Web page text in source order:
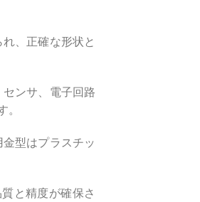
、正確な形状と
ンサ、電子回路
型はプラスチッ
と精度が確保さ